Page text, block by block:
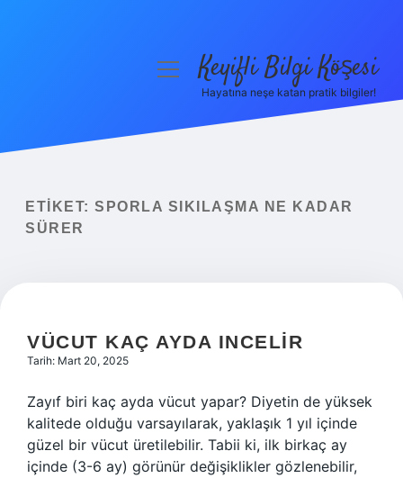
Yasal Uyarı
menüyüKeyifli Bilgi Köşesi
Hayatına neşe katan pratik bilgiler!
ETIKET: SPORLA SIKILAŞMA NE KADAR
SÜRER
VÜCUT KAÇ AYDA INCELIR
Tarih: Mart 20, 2025
Zayıf biri kaç ayda vücut yapar? Diyetin de yüksek
kalitede olduğu varsayılarak, yaklaşık 1 yıl içinde
güzel bir vücut üretilebilir. Tabii ki, ilk birkaç ay
içinde (3-6 ay) görünür değişiklikler gözlenebilir,